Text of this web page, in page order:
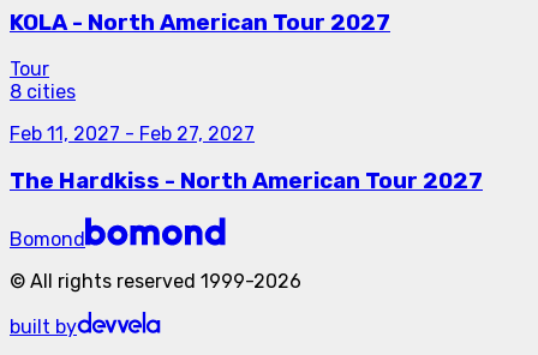
KOLA - North American Tour 2027
Tour
8 cities
Feb 11, 2027 - Feb 27, 2027
The Hardkiss - North American Tour 2027
Bomond
© All rights reserved 1999-2026
built by